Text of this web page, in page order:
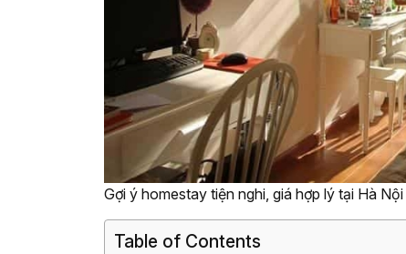
Gợi ý homestay tiện nghi, giá hợp lý tại Hà
Table of Contents